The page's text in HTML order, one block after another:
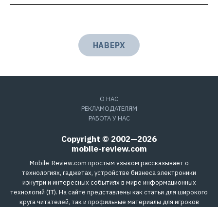
НАВЕРХ
О НАС
РЕКЛАМОДАТЕЛЯМ
РАБОТА У НАС
Copyright © 2002—2026
mobile-review.com
Mobile-Review.com простым языком рассказывает о
технологиях, гаджетах, устройстве бизнеса электроники
изнутри и интересных событиях в мире информационных
технологий (IT). На сайте представлены как статьи для широкого
круга читателей, так и профильные материалы для игроков